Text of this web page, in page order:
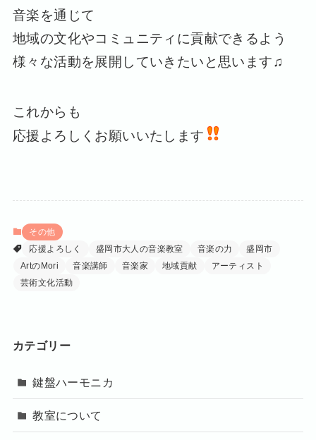
音楽を通じて
地域の文化やコミュニティに貢献できるよう
様々な活動を展開していきたいと思います♫
これからも
応援よろしくお願いいたします
その他
応援よろしく
盛岡市大人の音楽教室 音楽の力
盛岡市
ArtのMori
音楽講師 音楽家 地域貢献
アーティスト
芸術文化活動
カテゴリー
鍵盤ハーモニカ
教室について